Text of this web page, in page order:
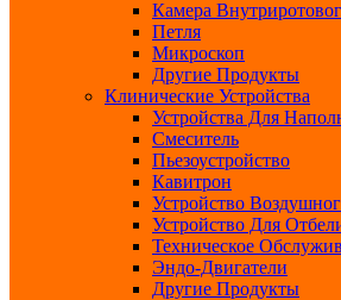
Камера
Петля
Микроскоп
Другие Продукты
Клинические Устройства
Устройства Для
Смеситель
Пьезоустройство
Кавитрон
Устройство
Устройство Для
Техническое
Эндо-Двигатели
Другие Продукты